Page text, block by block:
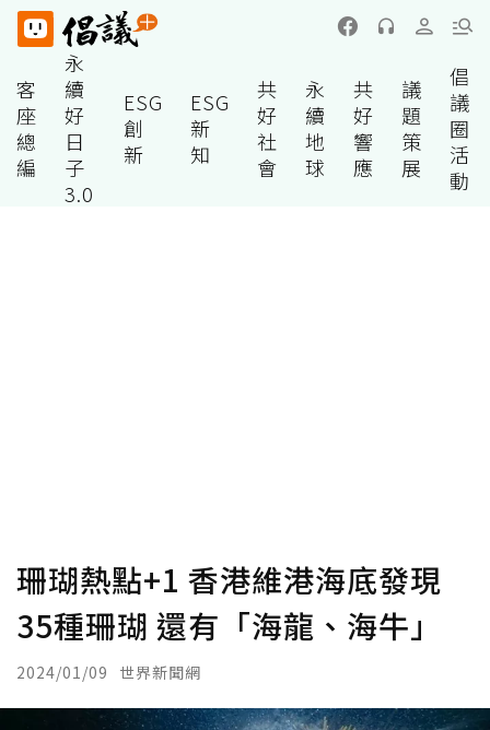
客
座
總
編
永
續
好
日
子
3.0
ESG
創
新
ESG
新
知
共
好
社
會
永
續
地
球
共
好
響
應
議
題
策
展
倡
議
圈
活
動
珊瑚熱點+1 香港維港海底發現
35種珊瑚 還有「海龍、海牛」
2024/01/09 世界新聞網